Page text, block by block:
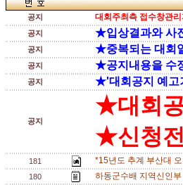
공지 대회주최측 접수창관
공지
★입상결과와 사
공지
★중복되는 대회
공지
★공지내용을 수
공지
★'대회공지 예고
공지
★대회
★신청
181 *15년도 추계 부산대
180
하동군수배 지역신인